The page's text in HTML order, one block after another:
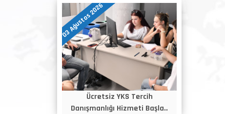
03 Ağustos 2026
Ücretsiz YKS Tercih
Danışmanlığı Hizmeti Başla..